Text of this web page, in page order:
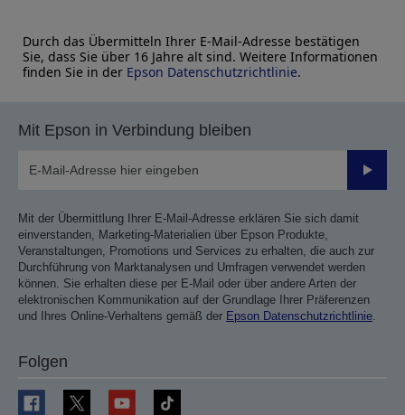
Durch das Übermitteln Ihrer E-Mail-Adresse bestätigen
Sie, dass Sie über 16 Jahre alt sind. Weitere Informationen
finden Sie in der Epson Datenschutzrichtlinie.
Mit Epson in Verbindung bleiben
Mit der Übermittlung Ihrer E-Mail-Adresse erklären Sie sich damit
einverstanden, Marketing-Materialien über Epson Produkte,
Veranstaltungen, Promotions und Services zu erhalten, die auch zur
Durchführung von Marktanalysen und Umfragen verwendet werden
können. Sie erhalten diese per E-Mail oder über andere Arten der
elektronischen Kommunikation auf der Grundlage Ihrer Präferenzen
und Ihres Online-Verhaltens gemäß der Epson Datenschutzrichtlinie.
Folgen